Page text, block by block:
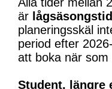
är
planeringsskäl
period efter
att boka när som
Student, längre